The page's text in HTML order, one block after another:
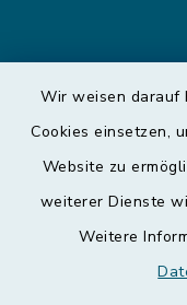
Wir weisen darauf
Cookies einsetzen,
Website zu
weiterer Dienste
Weitere